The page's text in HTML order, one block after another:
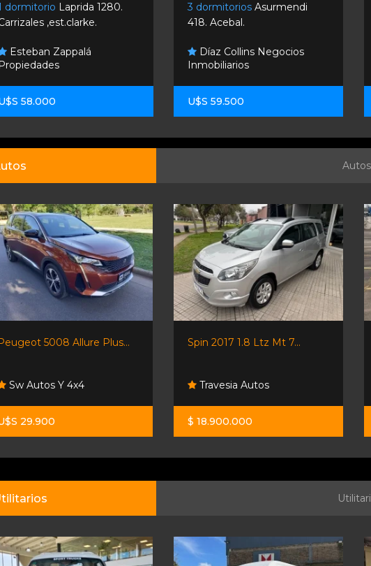
dormitorio Laprida 1280.
,est.clarke.
Esteban Zappalá
Propiedades
58.000
3 dormitoriosAsurmendi
418. Acebal.
Díaz Collins Negocios
Inmobiliarios
U$S 59.500
5008 Allure Plus...
Sw Autos Y 4x4
29.900
Spin 2017 1.8 Ltz Mt 7...
Travesia Autos
$ 18.900.000